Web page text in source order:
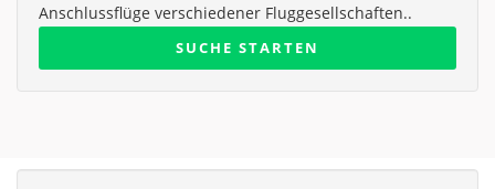
Anschlussflüge verschiedener Fluggesellschaften..
SUCHE STARTEN